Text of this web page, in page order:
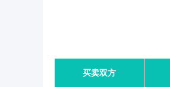
买卖双方